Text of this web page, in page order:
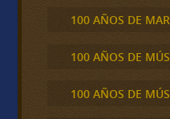
100 AÑOS DE
100 AÑOS DE
100 AÑOS DE